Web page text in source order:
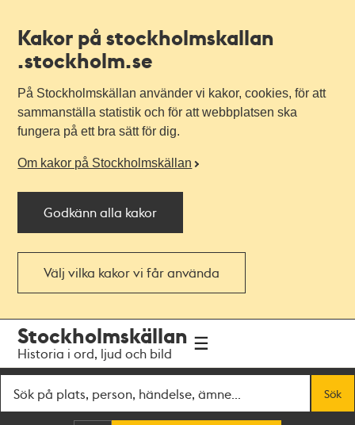
Kakor på stockholmskallan
.stockholm.se
På Stockholmskällan använder vi kakor, cookies, för att
sammanställa statistik och för att webbplatsen ska
fungera på ett bra sätt för dig.
Om kakor på Stockholmskällan
Godkänn alla kakor
Välj vilka kakor vi får använda
navigationen
huvudinnehållet
Stockholmskällan
Historia i ord, ljud och bild
Sök